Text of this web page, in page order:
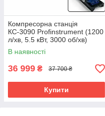
Компресорна станція
КС-3090 Profinstrument (1200
л/хв, 5.5 кВт, 3000 об/хв)
В наявності
36 999 ₴ 37 700 ₴
Купити